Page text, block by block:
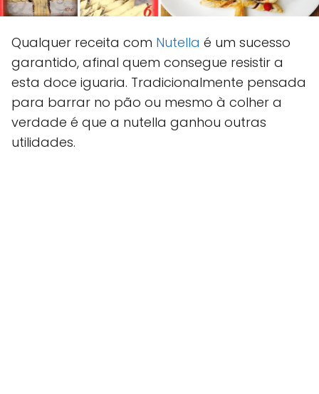
Qualquer receita com Nutella é um sucesso
garantido, afinal quem consegue resistir a
esta doce iguaria. Tradicionalmente pensada
para barrar no pão ou mesmo à colher a
verdade é que a nutella ganhou outras
utilidades.